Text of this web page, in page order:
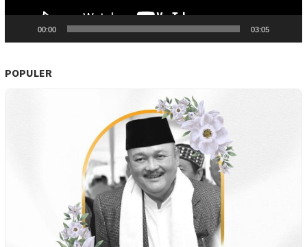
00:00 03:05
POPULER